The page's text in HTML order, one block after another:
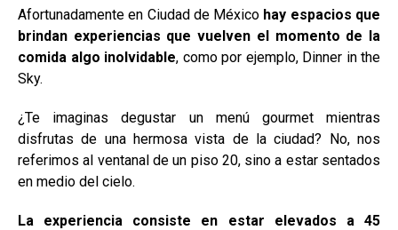
Afortunadamente en Ciudad de México hay espacios que
brindan experiencias que vuelven el momento de la
comida algo inolvidable, como por ejemplo, Dinner in the
Sky.
¿Te imaginas degustar un menú gourmet mientras
disfrutas de una hermosa vista de la ciudad? No, nos
referimos al ventanal de un piso 20, sino a estar sentados
en medio del cielo.
La experiencia consiste en estar elevados a 45